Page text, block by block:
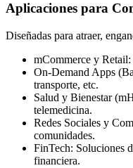
Aplicaciones para
Diseñadas para atraer,
mCommerce y
On-Demand Apps
transporte, etc.
Salud y Bienestar
telemedicina.
Redes Sociales y
comunidades.
FinTech: Soluciones
financiera.